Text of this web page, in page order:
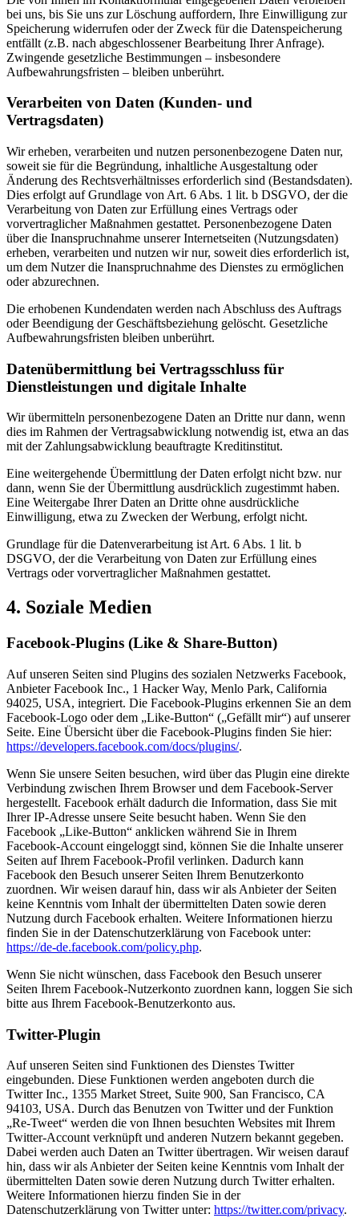
bei uns, bis Sie uns zur Löschung auffordern, Ihre Einwilligung zur
Speicherung widerrufen oder der Zweck für die Datenspeicherung
entfällt (z.B. nach abgeschlossener Bearbeitung Ihrer Anfrage).
Zwingende gesetzliche Bestimmungen – insbesondere
Aufbewahrungsfristen – bleiben unberührt.
Verarbeiten von Daten (Kunden- und
Vertragsdaten)
Wir erheben, verarbeiten und nutzen personenbezogene Daten nur,
soweit sie für die Begründung, inhaltliche Ausgestaltung oder
Änderung des Rechtsverhältnisses erforderlich sind (Bestandsdaten).
Dies erfolgt auf Grundlage von Art. 6 Abs. 1 lit. b DSGVO, der die
Verarbeitung von Daten zur Erfüllung eines Vertrags oder
vorvertraglicher Maßnahmen gestattet. Personenbezogene Daten
über die Inanspruchnahme unserer Internetseiten (Nutzungsdaten)
erheben, verarbeiten und nutzen wir nur, soweit dies erforderlich ist,
um dem Nutzer die Inanspruchnahme des Dienstes zu ermöglichen
oder abzurechnen.
Die erhobenen Kundendaten werden nach Abschluss des Auftrags
oder Beendigung der Geschäftsbeziehung gelöscht. Gesetzliche
Aufbewahrungsfristen bleiben unberührt.
Datenübermittlung bei Vertragsschluss für
Dienstleistungen und digitale Inhalte
Wir übermitteln personenbezogene Daten an Dritte nur dann, wenn
dies im Rahmen der Vertragsabwicklung notwendig ist, etwa an das
mit der Zahlungsabwicklung beauftragte Kreditinstitut.
Eine weitergehende Übermittlung der Daten erfolgt nicht bzw. nur
dann, wenn Sie der Übermittlung ausdrücklich zugestimmt haben.
Eine Weitergabe Ihrer Daten an Dritte ohne ausdrückliche
Einwilligung, etwa zu Zwecken der Werbung, erfolgt nicht.
Grundlage für die Datenverarbeitung ist Art. 6 Abs. 1 lit. b
DSGVO, der die Verarbeitung von Daten zur Erfüllung eines
Vertrags oder vorvertraglicher Maßnahmen gestattet.
4. Soziale Medien
Facebook-Plugins (Like & Share-Button)
Auf unseren Seiten sind Plugins des sozialen Netzwerks Facebook,
Anbieter Facebook Inc., 1 Hacker Way, Menlo Park, California
94025, USA, integriert. Die Facebook-Plugins erkennen Sie an dem
Facebook-Logo oder dem „Like-Button“ („Gefällt mir“) auf unserer
Seite. Eine Übersicht über die Facebook-Plugins finden Sie hier:
https://developers.facebook.com/docs/plugins/.
Wenn Sie unsere Seiten besuchen, wird über das Plugin eine direkte
Verbindung zwischen Ihrem Browser und dem Facebook-Server
hergestellt. Facebook erhält dadurch die Information, dass Sie mit
Ihrer IP-Adresse unsere Seite besucht haben. Wenn Sie den
Facebook „Like-Button“ anklicken während Sie in Ihrem
Facebook-Account eingeloggt sind, können Sie die Inhalte unserer
Seiten auf Ihrem Facebook-Profil verlinken. Dadurch kann
Facebook den Besuch unserer Seiten Ihrem Benutzerkonto
zuordnen. Wir weisen darauf hin, dass wir als Anbieter der Seiten
keine Kenntnis vom Inhalt der übermittelten Daten sowie deren
Nutzung durch Facebook erhalten. Weitere Informationen hierzu
finden Sie in der Datenschutzerklärung von Facebook unter:
https://de-de.facebook.com/policy.php.
Wenn Sie nicht wünschen, dass Facebook den Besuch unserer
Seiten Ihrem Facebook-Nutzerkonto zuordnen kann, loggen Sie sich
bitte aus Ihrem Facebook-Benutzerkonto aus.
Twitter-Plugin
Auf unseren Seiten sind Funktionen des Dienstes Twitter
eingebunden. Diese Funktionen werden angeboten durch die
Twitter Inc., 1355 Market Street, Suite 900, San Francisco, CA
94103, USA. Durch das Benutzen von Twitter und der Funktion
„Re-Tweet“ werden die von Ihnen besuchten Websites mit Ihrem
Twitter-Account verknüpft und anderen Nutzern bekannt gegeben.
Dabei werden auch Daten an Twitter übertragen. Wir weisen darauf
hin, dass wir als Anbieter der Seiten keine Kenntnis vom Inhalt der
übermittelten Daten sowie deren Nutzung durch Twitter erhalten.
Weitere Informationen hierzu finden Sie in der
Datenschutzerklärung von Twitter unter: https://twitter.com/privacy.